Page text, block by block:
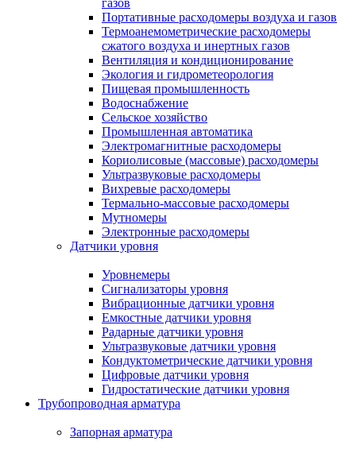
газов
Портативные расходомеры воздуха и газов
Термоанемометрические расходомеры
сжатого воздуха и инертных газов
Вентиляция и кондиционирование
Экология и гидрометеорология
Пищевая промышленность
Водоснабжение
Сельское хозяйство
Промышленная автоматика
Электромагнитные расходомеры
Кориолисовые (массовые) расходомеры
Ультразвуковые расходомеры
Вихревые расходомеры
Термально-массовые расходомеры
Мутномеры
Электронные расходомеры
Датчики уровня
Уровнемеры
Сигнализаторы уровня
Вибрационные датчики уровня
Емкостные датчики уровня
Радарные датчики уровня
Ультразвуковые датчики уровня
Кондуктометрические датчики уровня
Цифровые датчики уровня
Гидростатические датчики уровня
Трубопроводная арматура
Запорная арматура